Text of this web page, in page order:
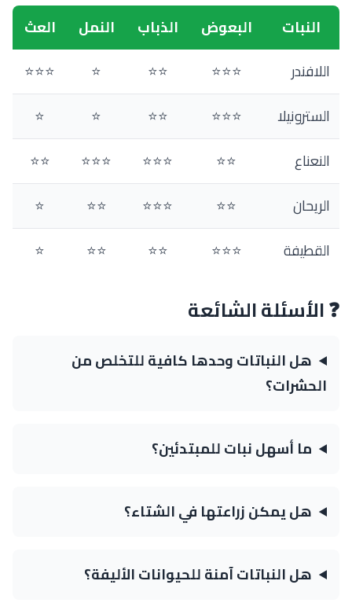
النبات البعوض الذباب النمل
العث
اللافندر
⭐⭐⭐
⭐⭐
⭐
⭐⭐⭐
السترونيلا
⭐⭐⭐
⭐⭐
⭐
⭐
النعناع
⭐⭐
⭐⭐⭐
⭐⭐⭐
⭐⭐
الريحان
⭐⭐
⭐⭐⭐
⭐⭐
⭐
القطيفة
⭐⭐⭐
⭐⭐
⭐⭐
⭐
❓ الأسئلة الشائعة
هل النباتات وحدها كافية للتخلص من
الحشرات؟
ما أسهل نبات للمبتدئين؟
هل يمكن زراعتها في الشتاء؟
هل النباتات آمنة للحيوانات الأليفة؟